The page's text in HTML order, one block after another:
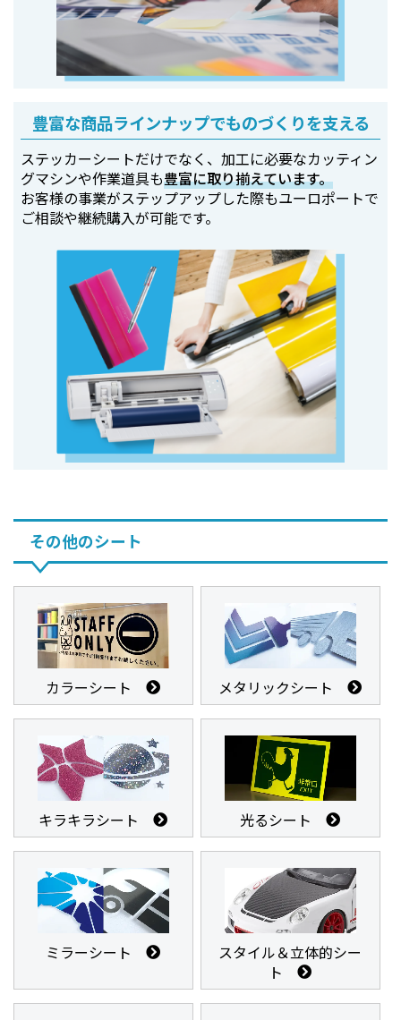
豊富な商品ラインナップでものづくりを支える
ステッカーシートだけでなく、加工に必要なカッティン
グマシンや作業道具も豊富に取り揃えています。
お客様の事業がステップアップした際もユーロポートで
ご相談や継続購入が可能です。
その他のシート
カラーシート メタリックシート
キラキラシート 光るシート
ミラーシート
スタイル＆立体的シー
ト